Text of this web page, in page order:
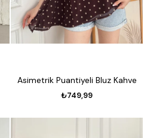
Asimetrik Puantiyeli Bluz Kahve
₺749,99